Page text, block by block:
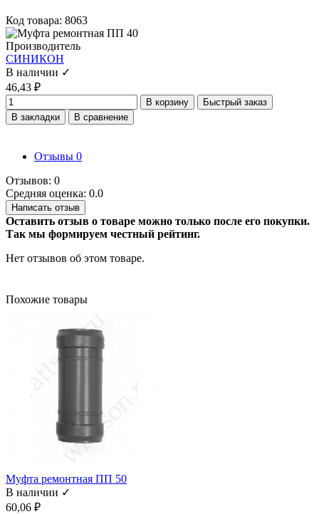
Код товара: 8063
Производитель
СИНИКОН
В наличии ✓
46,43 ₽
В корзину
Быстрый заказ
В закладки
В сравнение
Отзывы 0
Отзывов: 0
Средняя оценка: 0.0
Написать отзыв
Оставить отзыв о товаре можно только после его покупки.
Так мы формируем честный рейтинг.
Нет отзывов об этом товаре.
Похожие товары
Муфта ремонтная ПП 50
В наличии ✓
60,06 ₽